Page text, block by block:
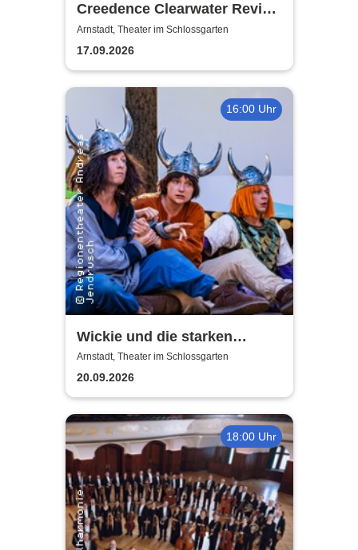
Creedence Clearwater Revival
Revival
Arnstadt, Theater im Schlossgarten
17.09.2026
16:00 Uhr
Wickie und die starken
Männer - Theater Arnstadt
Arnstadt, Theater im Schlossgarten
20.09.2026
18:00 Uhr